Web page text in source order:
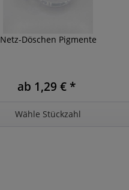
Netz-Döschen Pigmente
ab 1,29 € *
Wähle Stückzahl